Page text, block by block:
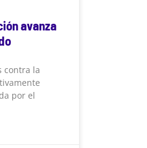
avanza
contra la
por el